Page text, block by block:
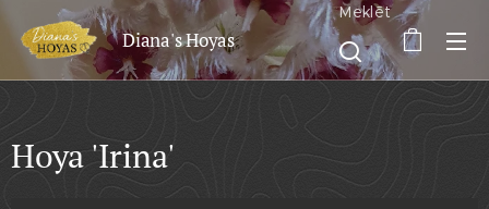
Diana's Hoyas
Meklēt
Hoya 'Irina'